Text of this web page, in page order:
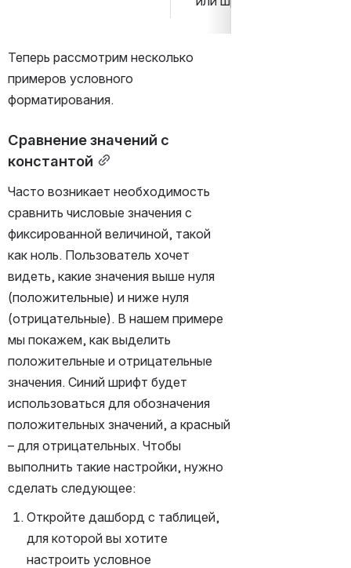
Теперь рассмотрим несколько
примеров условного
форматирования.
Сравнение значений с
константой
Часто возникает необходимость
сравнить числовые значения с
фиксированной величиной, такой
как ноль. Пользователь хочет
видеть, какие значения выше нуля
(положительные) и ниже нуля
(отрицательные). В нашем примере
мы покажем, как выделить
положительные и отрицательные
значения. Синий шрифт будет
использоваться для обозначения
положительных значений, а красный
– для отрицательных. Чтобы
выполнить такие настройки, нужно
сделать следующее:
Откройте дашборд с таблицей,
для которой вы хотите
настроить условное